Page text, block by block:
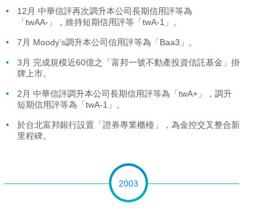
12月 中華信評再次調升本公司長期信用評等為
「twAA-」，維持短期信用評等「twA-1」。
7月 Moody’s調升本公司信用評等為「Baa3」。
3月 完成規模近60億之「富邦一號不動產投資信託基金」掛
牌上市。
2月 中華信評調升本公司長期信用評等為「twA+」，調升
短期信用評等為「twA-1」。
於台北富邦銀行設置「證券專業櫃檯」，為金控交叉整合新
里程碑。
2003